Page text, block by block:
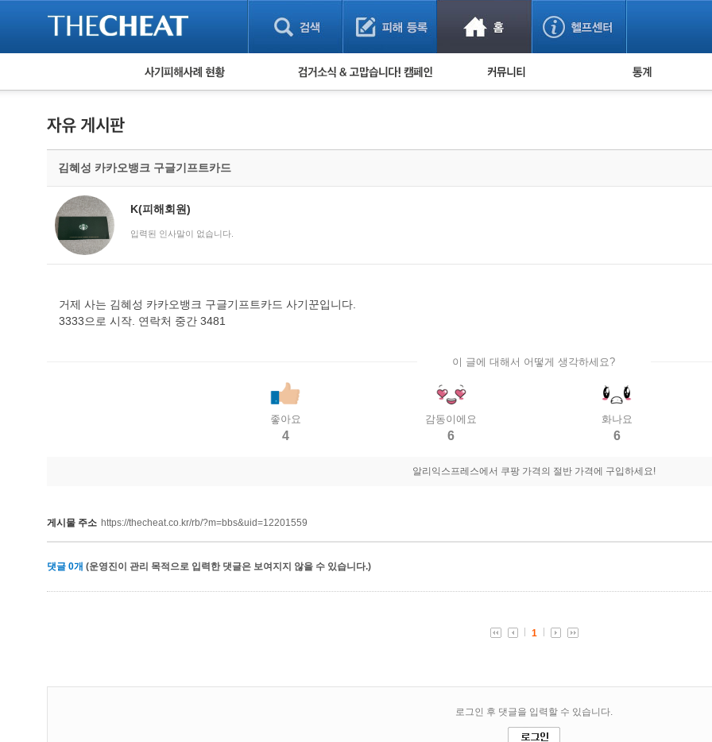
피해사례 현황
보이스피싱 피해사례
유해사이트 목록
비공개 피해사례
워킹홀리데이 피해사례
검거 소식 사기 예방했어요! 누적 피해사례 통계
김혜성 카카오뱅크 구글기프트카드
K(피해회원)
입력된 인사말이 없습니다.
거제 사는 김혜성 카카오뱅크 구글기프트카드 사기꾼입니다.
3333으로 시작. 연락처 중간 3481
이 글에 대해서 어떻게 생각하세요?
좋아요
4
감동이에요
6
화나요
6
알리익스프레스에서 쿠팡 가격의 절반 가격에 구입하세요!
게시물 주소 https://thecheat.co.kr/rb/?m=bbs&uid=12201559
댓글 0개 (운영진이 관리 목적으로 입력한 댓글은 보여지지 않을 수 있습니다.)